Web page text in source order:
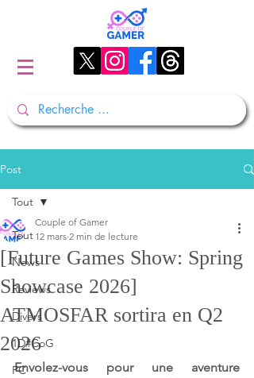
Post
Tout
News
Reviews
Divers
1D#CoG
PC
Tout
[Future Games Show: Spring
Showcase 2026]
ATMOSFAR sortira en Q2
2026
Couple of Gamer
12 mars 2 min de lecture
Envolez-vous pour une aventure